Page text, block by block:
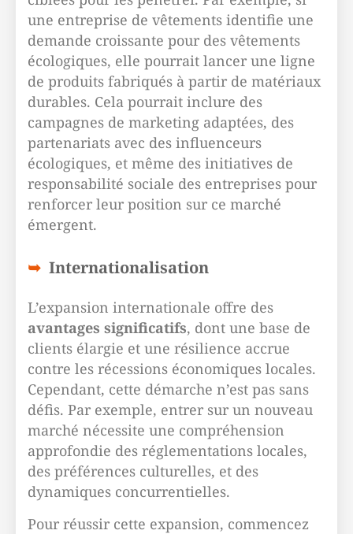
une entreprise de vêtements identifie une
demande croissante pour des vêtements
écologiques, elle pourrait lancer une ligne
de produits fabriqués à partir de matériaux
durables. Cela pourrait inclure des
campagnes de marketing adaptées, des
partenariats avec des influenceurs
écologiques, et même des initiatives de
responsabilité sociale des entreprises pour
renforcer leur position sur ce marché
émergent.
Internationalisation
L’expansion internationale offre des
avantages significatifs, dont une base de
clients élargie et une résilience accrue
contre les récessions économiques locales.
Cependant, cette démarche n’est pas sans
défis. Par exemple, entrer sur un nouveau
marché nécessite une compréhension
approfondie des réglementations locales,
des préférences culturelles, et des
dynamiques concurrentielles.
Pour réussir cette expansion, commencez